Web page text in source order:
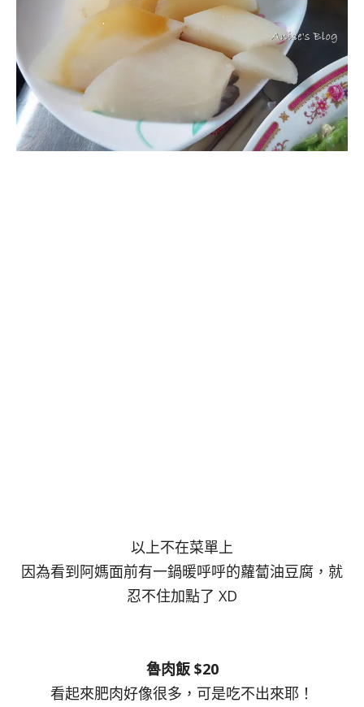
以上不在菜單上
因為看到阿媽面前有一鍋暖呼呼的蘿蔔油豆腐，就
忍不住加點了 XD
魯肉飯 $20
看起來肥肉好像很多，可是吃不出來耶！